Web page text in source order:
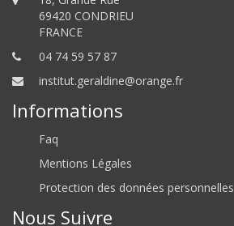
69420 CONDRIEU
FRANCE
04 74 59 57 87
institut.geraldine@orange.fr
Informations
Faq
Mentions Légales
Protection des données personnelles
Nous Suivre